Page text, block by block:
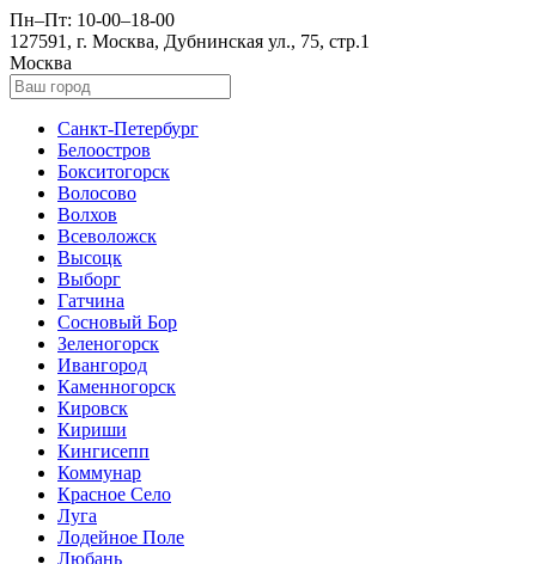
Пн–Пт: 10-00–18-00
127591, г. Москва, Дубнинская ул., 75, стр.1
Москва
Санкт-Петербург
Белоостров
Бокситогорск
Волосово
Волхов
Всеволожск
Высоцк
Выборг
Гатчина
Сосновый Бор
Зеленогорск
Ивангород
Каменногорск
Кировск
Кириши
Кингисепп
Коммунар
Красное Село
Луга
Лодейное Поле
Любань